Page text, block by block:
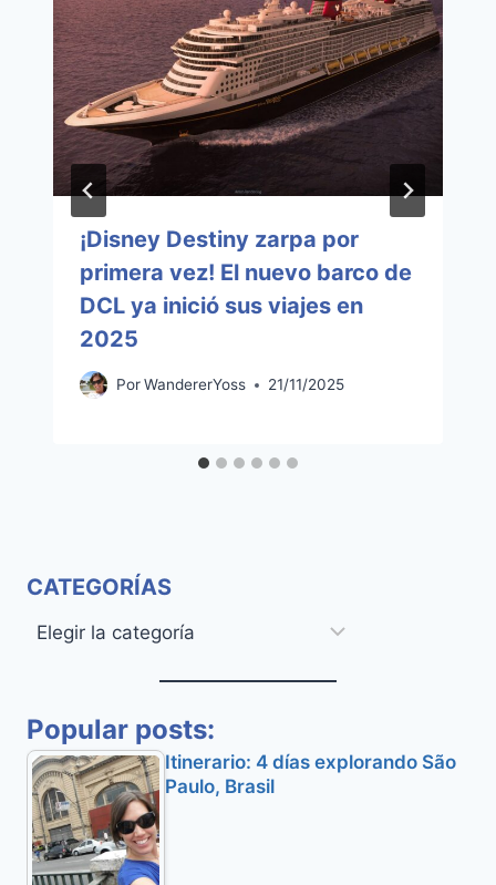
¡Disney Destiny zarpa por
primera vez! El nuevo barco de
DCL ya inició sus viajes en
2025
PorWandererYoss 21/11/2025
CATEGORÍAS
Categorías
Popular posts:
Itinerario: 4 días explorando São
Paulo, Brasil